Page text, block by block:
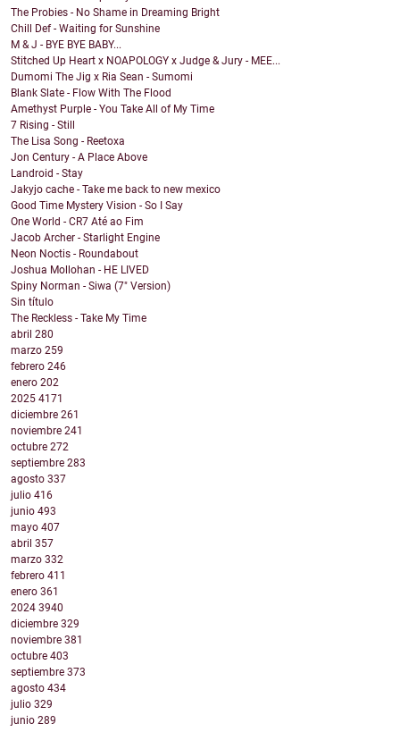
The Probies - No Shame in Dreaming Bright
Chill Def - Waiting for Sunshine
M & J - BYE BYE BABY...
Stitched Up Heart x NOAPOLOGY x Judge & Jury - MEE...
Dumomi The Jig x Ria Sean - Sumomi
Blank Slate - Flow With The Flood
Amethyst Purple - You Take All of My Time
7 Rising - Still
The Lisa Song - Reetoxa
Jon Century - A Place Above
Landroid - Stay
Jakyjo cache - Take me back to new mexico
Good Time Mystery Vision - So I Say
One World - CR7 Até ao Fim
Jacob Archer - Starlight Engine
Neon Noctis - Roundabout
Joshua Mollohan - HE LIVED
Spiny Norman - Siwa (7" Version)
Sin título
The Reckless - Take My Time
abril 280
marzo 259
febrero 246
enero 202
2025 4171
diciembre 261
noviembre 241
octubre 272
septiembre 283
agosto 337
julio 416
junio 493
mayo 407
abril 357
marzo 332
febrero 411
enero 361
2024 3940
diciembre 329
noviembre 381
octubre 403
septiembre 373
agosto 434
julio 329
junio 289